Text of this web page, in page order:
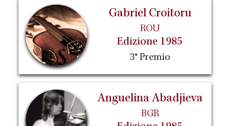
Gabriel Croitoru
ROU
Edizione 1985
3° Premio
Anguelina Abadjieva
BGR